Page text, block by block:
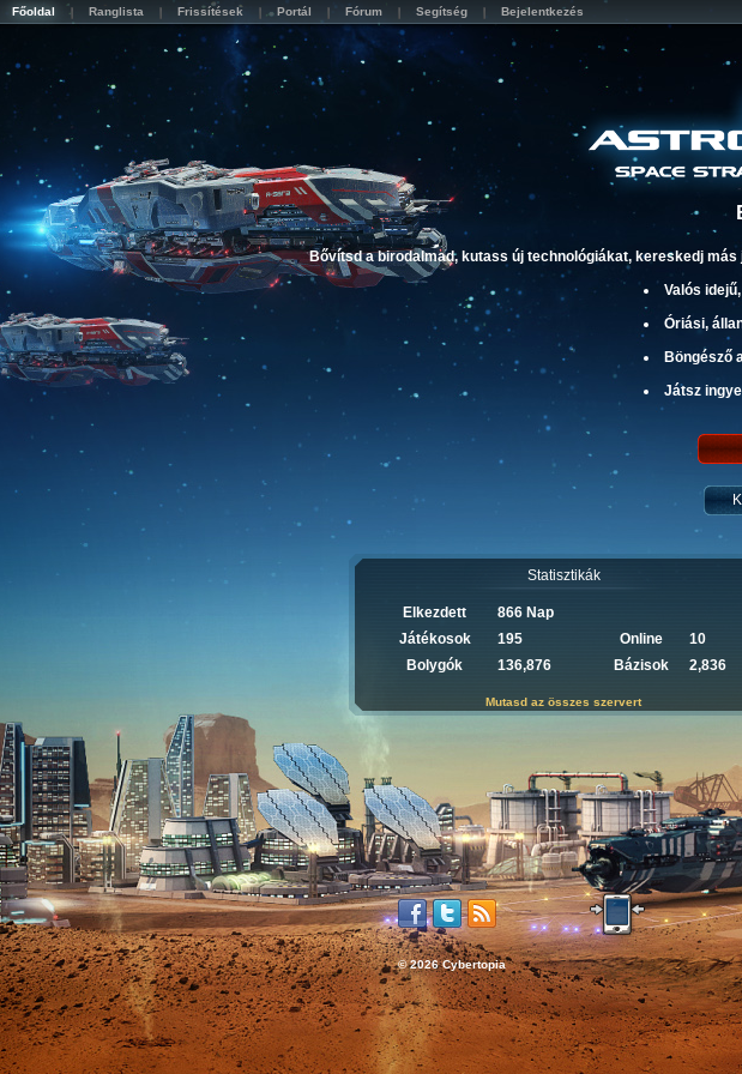
Főoldal Ranglista Frissítések Portál Fórum Segítség Bejelentkezés
Bővítsd a birodalmad, kutass új technológiákat, kereskedj
Valós
Óriási,
Böngésző
Játsz
Statisztikák
Elkezdett
866 Nap
Játékosok
195 Online
10
Bolygók
136,876 Bázisok 2,836
Mutasd az összes szervert
© 2026 Cybertopia